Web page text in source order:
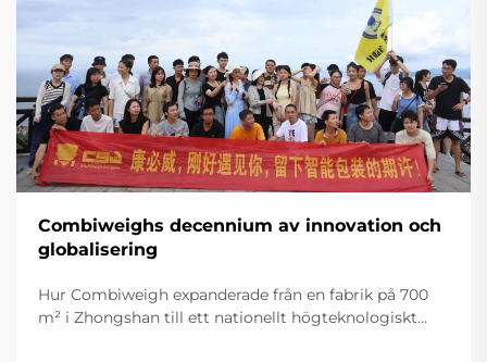
Combiweighs decennium av innovation och
globalisering
Hur Combiweigh expanderade från en fabrik på 700
m² i Zhongshan till ett nationellt högteknologiskt